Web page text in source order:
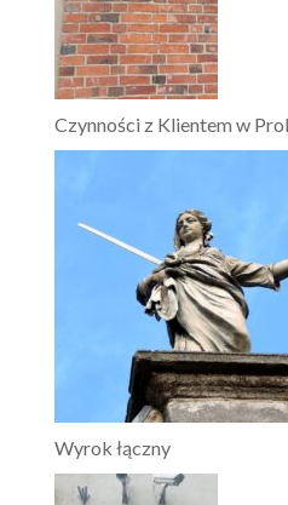
Czynności z Klientem w
Wyrok łączny